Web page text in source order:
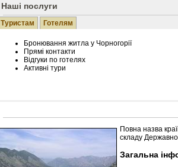
Наші послуги
Туристам Готелям
Бронювання житла у Чорногорії
Прямі контакти
Відгуки по готелях
Активні тури
Розміщення інформації про готель на
Редагування інформації і цін на вимогу
Лічільник відвідувачів
Повна назва
складу
Загальна